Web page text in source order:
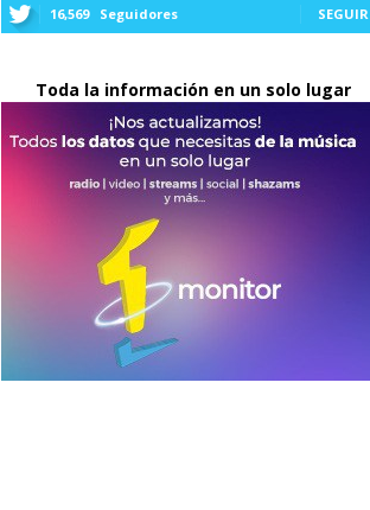
16,569 Seguidores SEGUIR
Toda la información en un solo lugar